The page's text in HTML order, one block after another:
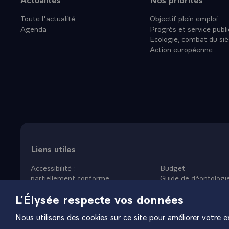
lors de son
bien, nous
point de vue
- Même
même de
terme de
Vous
confirmée
avait
avons
de 15 %.
les experts
Toute l'actualité
Agenda
Objectif plein emploi
Progrès et service
Ecologie, combat du
Action européenne
Liens utiles
Accessibilité :
partiellement conforme
Mentions légales
Gestion des cookies
Budget
Guide de
Plan du site
L’Élysée respecte vos données
Nous utilisons des cookies sur ce site pour améliorer votre